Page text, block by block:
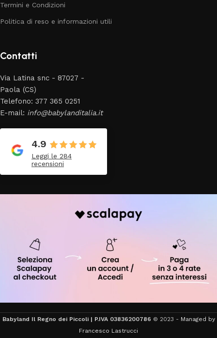
Termini e Condizioni
Politica di reso e informazioni utili
Contatti
Via Latina snc - 87027 -
Paola (CS)
Telefono: 377 365 0251
E-mail: info@babylanditalia.it
4.9
Leggi le 284
recensioni
Babyland Il Regno dei Piccoli | P.IVA 03836200786 © 2023 - Managed by
Francesco Lastrucci